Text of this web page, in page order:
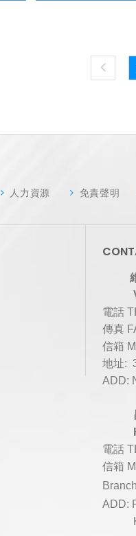
人力資源 免責聲明
維
電話
傳真
信箱
地址:
ADD:
電話
信箱
ADD: